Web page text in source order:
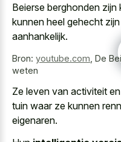
Beierse berghonden
kunnen heel gehecht
aanhankelijk.
Bron: youtube.com De
weten
Ze leven van activiteit
tuin waar ze kunnen
eigenaren.